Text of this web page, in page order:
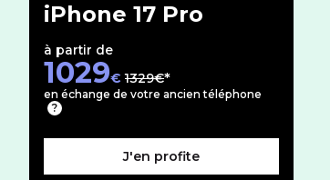
iPhone 17 Pro
à partir de
1029€ 1329€
en échange de votre ancien téléphone
J'en profite